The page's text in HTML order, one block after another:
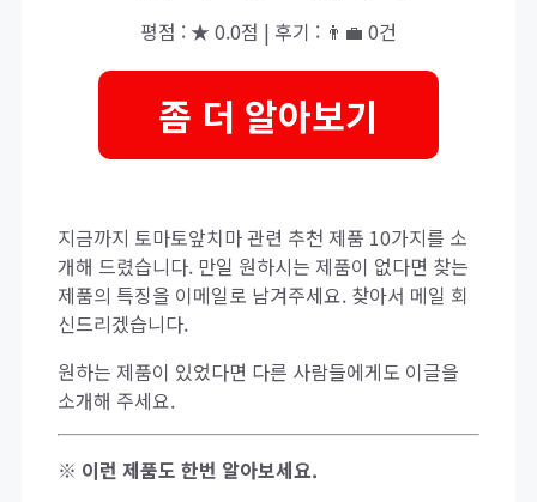
평점 : ★ 0.0점 | 후기 : 👨‍💼 0건
좀 더 알아보기
지금까지 토마토앞치마 관련 추천 제품 10가지를 소
개해 드렸습니다. 만일 원하시는 제품이 없다면 찾는
제품의 특징을 이메일로 남겨주세요. 찾아서 메일 회
신드리겠습니다.
원하는 제품이 있었다면 다른 사람들에게도 이글을
소개해 주세요.
※ 이런 제품도 한번 알아보세요.